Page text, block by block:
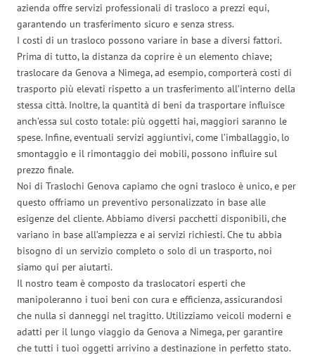
azienda offre servizi professionali di trasloco a prezzi equi,
garantendo un trasferimento sicuro e senza stress.
I costi di un trasloco possono variare in base a diversi fattori.
Prima di tutto, la distanza da coprire è un elemento chiave;
traslocare da Genova a Nimega, ad esempio, comporterà costi di
trasporto più elevati rispetto a un trasferimento all’interno della
stessa città. Inoltre, la quantità di beni da trasportare influisce
anch’essa sul costo totale: più oggetti hai, maggiori saranno le
spese. Infine, eventuali servizi aggiuntivi, come l’imballaggio, lo
smontaggio e il rimontaggio dei mobili, possono influire sul
prezzo finale.
Noi di Traslochi Genova capiamo che ogni trasloco è unico, e per
questo offriamo un preventivo personalizzato in base alle
esigenze del cliente. Abbiamo diversi pacchetti disponibili, che
variano in base all’ampiezza e ai servizi richiesti. Che tu abbia
bisogno di un servizio completo o solo di un trasporto, noi
siamo qui per aiutarti.
Il nostro team è composto da traslocatori esperti che
manipoleranno i tuoi beni con cura e efficienza, assicurandosi
che nulla si danneggi nel tragitto. Utilizziamo veicoli moderni e
adatti per il lungo viaggio da Genova a Nimega, per garantire
che tutti i tuoi oggetti arrivino a destinazione in perfetto stato.